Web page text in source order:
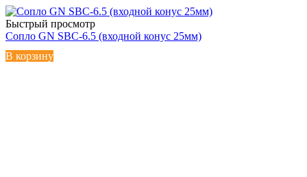
Быстрый просмотр
Сопло GN SBC-6.5 (входной конус 25мм)
В корзину